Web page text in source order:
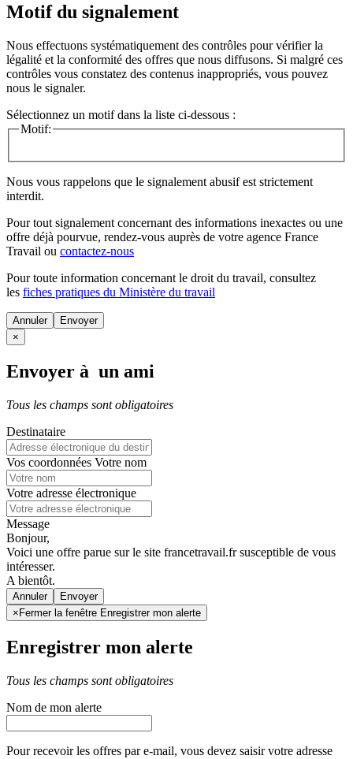
Motif du signalement
Nous effectuons systématiquement des contrôles pour vérifier la
légalité et la conformité des offres que nous diffusons. Si malgré ces
contrôles vous constatez des contenus inappropriés, vous pouvez
nous le signaler.
Sélectionnez un motif dans la liste ci-dessous :
Motif:
Nous vous rappelons que le signalement abusif est strictement
interdit.
Pour tout signalement concernant des informations inexactes ou une
offre déjà pourvue, rendez-vous auprès de votre agence France
Travail ou contactez-nous
Pour toute information concernant le droit du travail, consultez
les fiches pratiques du Ministère du travail
Annuler
×
Envoyer à un ami
Tous les champs sont obligatoires
Destinataire
Vos coordonnées Votre nom
Votre adresse électronique
Message
Bonjour,
Voici une offre parue sur le site francetravail.fr susceptible de vous
intéresser.
A bientôt.
Annuler
× Fermer la fenêtre Enregistrer mon alerte
Enregistrer mon alerte
Tous les champs sont obligatoires
Nom de mon alerte
Pour recevoir les offres par e-mail, vous devez saisir votre adresse